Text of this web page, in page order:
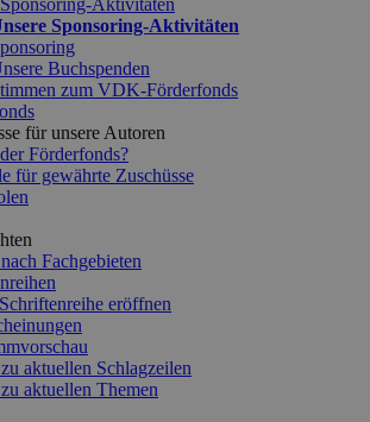
Aktivitäten
Sponsoring-Aktivitäten
Buchspenden
zum VDK-Förderfonds
für unsere Autoren
Förderfonds?
für gewährte Zuschüsse
Fachgebieten
eröffnen
aktuellen Schlagzeilen
aktuellen Themen